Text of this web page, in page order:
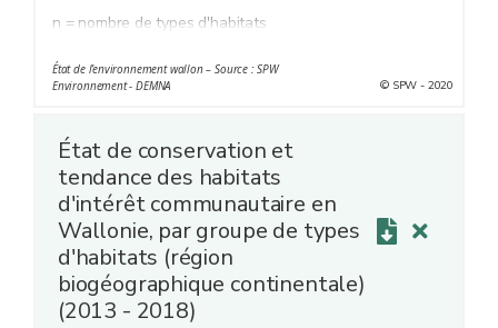
n = nombre de types d'habitats
conditions climatiques et physico-chimiques particulières
pelouse calcaire ou tourbière haute).
* Un statut favorable ne peut généralement être obtenu
que si la tendance est stable ou en amélioration.
État de l’environnement wallon – Source : SPW
Environnement - DEMNA
© SPW - 2020
État de conservation et
tendance des habitats
d'intérêt communautaire en
Wallonie, par groupe de types
d'habitats (région
biogéographique continentale)
(2013 - 2018)